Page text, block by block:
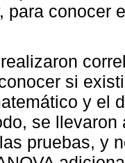
para conocer
si
y el
se
pruebas, y